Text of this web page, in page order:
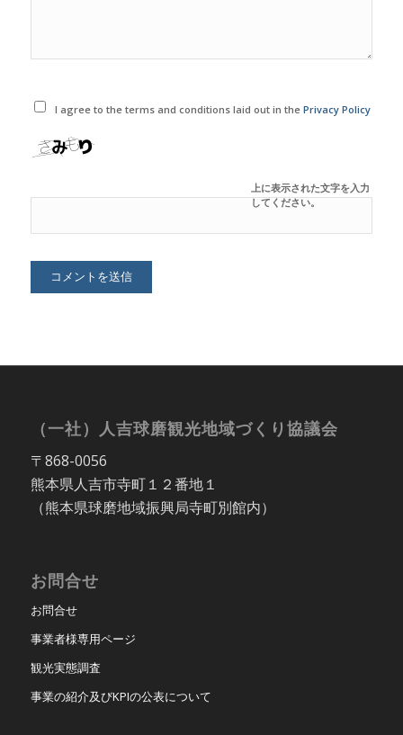
I agree to the terms and conditions laid out in thePrivacy Policy
上に表示された文字を入力
してください。
（一社）人吉球磨観光地域づくり協議会
〒868-0056
熊本県人吉市寺町１２番地１
（熊本県球磨地域振興局寺町別館内）
お問合せ
お問合せ
事業者様専用ページ
観光実態調査
事業の紹介及びKPIの公表について